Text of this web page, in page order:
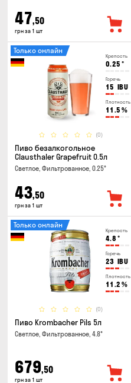
47,50
грн за 1 шт
Крепость
0.25 °
Горечь
15 IBU
Плотность
11.5 %
(0)
Только онлайн
Пиво безалкогольное
Clausthaler Grapefruit 0.5л
Светлое, Фильтрованное, 0.25°
43,50
грн за 1 шт
Крепость
4.8 °
Горечь
23 IBU
Плотность
11.2 %
(0)
Только онлайн
Пиво Krombacher Pils 5л
Светлое, Фильтрованное, 4.8°
679,50
грн за 1 шт